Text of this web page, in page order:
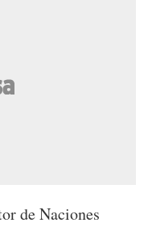
de Naciones